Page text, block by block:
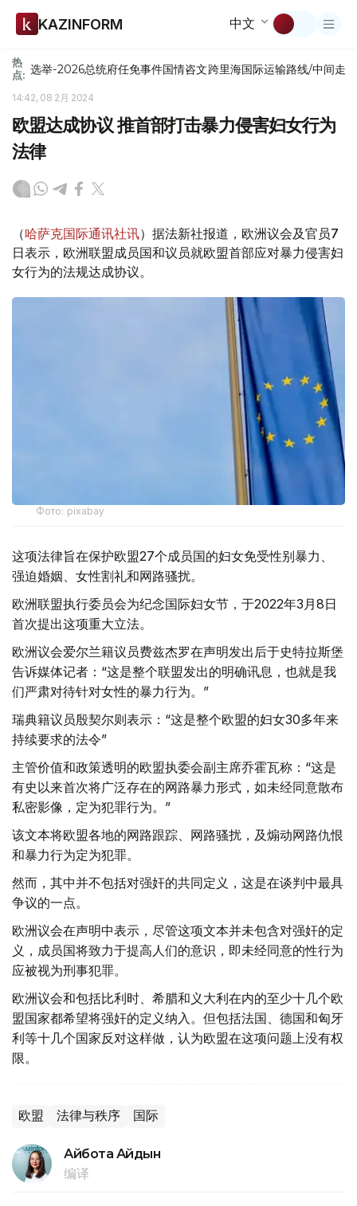
KAZINFORM 中文
热
点: 选举-2026总统府任免事件国情咨文跨里海国际运输路线/中间走廊
14:42, 08 2月 2024
欧盟达成协议 推首部打击暴力侵害妇女行为
法律
（哈萨克国际通讯社讯）据法新社报道，欧洲议会及官员7
日表示，欧洲联盟成员国和议员就欧盟首部应对暴力侵害妇
女行为的法规达成协议。
Фото: pixabay
这项法律旨在保护欧盟27个成员国的妇女免受性别暴力、
强迫婚姻、女性割礼和网路骚扰。
欧洲联盟执行委员会为纪念国际妇女节，于2022年3月8日
首次提出这项重大立法。
欧洲议会爱尔兰籍议员费兹杰罗在声明发出后于史特拉斯堡
告诉媒体记者：“这是整个联盟发出的明确讯息，也就是我
们严肃对待针对女性的暴力行为。”
瑞典籍议员殷契尔则表示：“这是整个欧盟的妇女30多年来
持续要求的法令”
主管价值和政策透明的欧盟执委会副主席乔霍瓦称：“这是
有史以来首次将广泛存在的网路暴力形式，如未经同意散布
私密影像，定为犯罪行为。”
该文本将欧盟各地的网路跟踪、网路骚扰，及煽动网路仇恨
和暴力行为定为犯罪。
然而，其中并不包括对强奸的共同定义，这是在谈判中最具
争议的一点。
欧洲议会在声明中表示，尽管这项文本并未包含对强奸的定
义，成员国将致力于提高人们的意识，即未经同意的性行为
应被视为刑事犯罪。
欧洲议会和包括比利时、希腊和义大利在内的至少十几个欧
盟国家都希望将强奸的定义纳入。但包括法国、德国和匈牙
利等十几个国家反对这样做，认为欧盟在这项问题上没有权
限。
欧盟 法律与秩序 国际
Айбота Айдын
编译